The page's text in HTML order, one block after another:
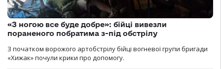
«З ногою все буде добре»: бійці вивезли
пораненого побратима з-під обстрілу
З початком ворожого артобстрілу бійці вогневої групи бригади
«Хижак» почули крики про допомогу.